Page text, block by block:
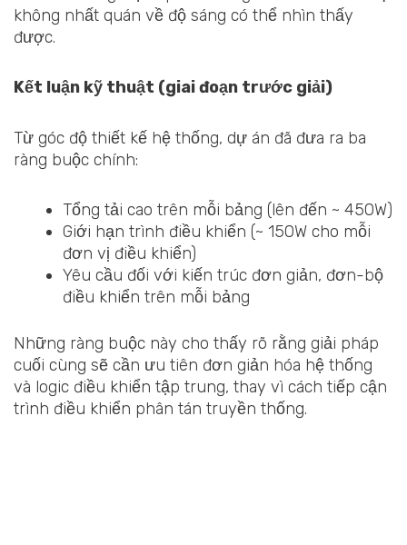
không nhất quán về độ sáng có thể nhìn thấy
được.
Kết luận kỹ thuật (giai đoạn trước giải)
Từ góc độ thiết kế hệ thống, dự án đã đưa ra ba
ràng buộc chính:
Tổng tải cao trên mỗi bảng (lên đến ~ 450W)
Giới hạn trình điều khiển (~ 150W cho mỗi
đơn vị điều khiển)
Yêu cầu đối với kiến trúc đơn giản, đơn-bộ
điều khiển trên mỗi bảng
Những ràng buộc này cho thấy rõ rằng giải pháp
cuối cùng sẽ cần ưu tiên đơn giản hóa hệ thống
và logic điều khiển tập trung, thay vì cách tiếp cận
trình điều khiển phân tán truyền thống.